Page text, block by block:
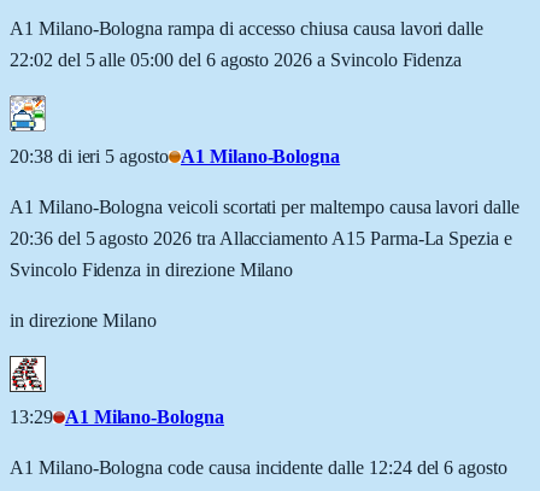
A1 Milano-Bologna rampa di accesso chiusa causa lavori dalle
22:02 del 5 alle 05:00 del 6 agosto 2026 a Svincolo Fidenza
20:38 di ieri 5 agosto A1 Milano-Bologna
A1 Milano-Bologna veicoli scortati per maltempo causa lavori dalle
20:36 del 5 agosto 2026 tra Allacciamento A15 Parma-La Spezia e
Svincolo Fidenza in direzione Milano
in direzione Milano
13:29 A1 Milano-Bologna
A1 Milano-Bologna code causa incidente dalle 12:24 del 6 agosto